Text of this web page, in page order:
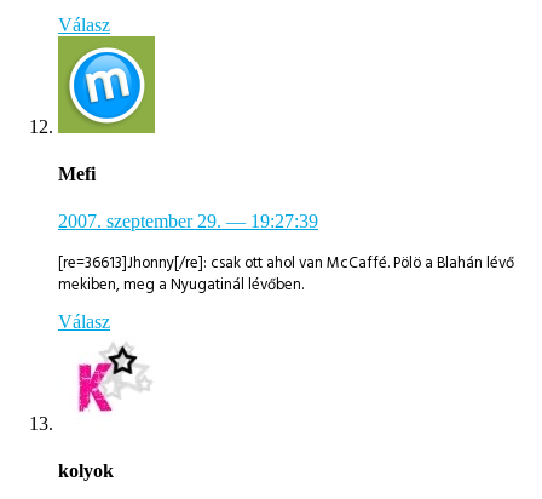
Válasz
Mefi
2007. szeptember 29. — 19:27:39
[re=36613]Jhonny[/re]: csak ott ahol van McCaffé. Pölö a Blahán lévő
mekiben, meg a Nyugatinál lévőben.
Válasz
kolyok